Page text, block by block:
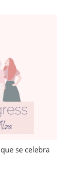
se celebra